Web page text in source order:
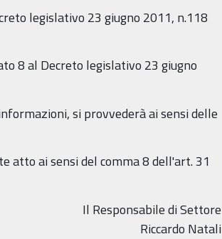
legislativo 23 giugno 2011, n.118
8 al Decreto legislativo 23 giugno
si provvederà ai sensi delle
atto ai sensi del comma 8 dell'art. 31
Il Responsabile di Settore
Riccardo Natali